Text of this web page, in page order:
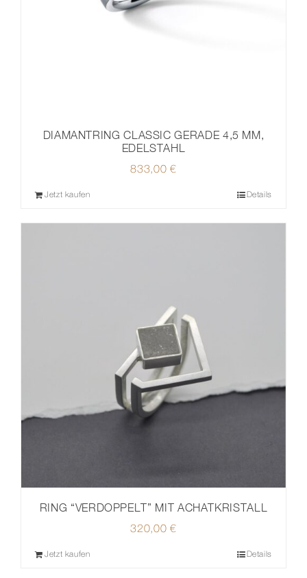
DIAMANTRING CLASSIC GERADE 4,5 MM,
EDELSTAHL
833,00 €
Jetzt kaufen Details
RING “VERDOPPELT” MIT ACHATKRISTALL
320,00 €
Jetzt kaufen Details